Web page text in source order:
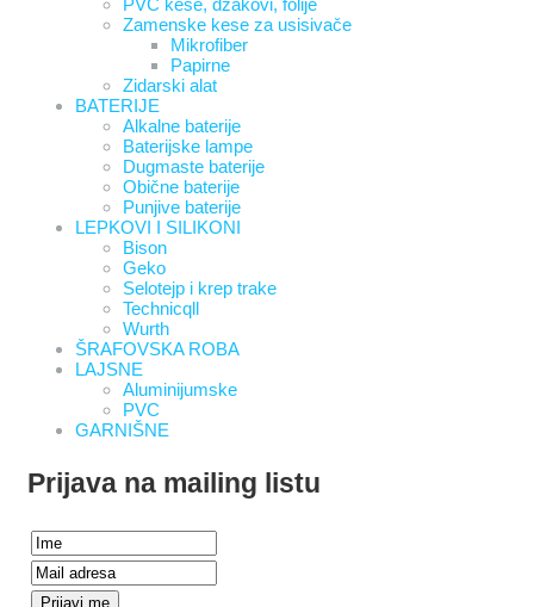
PVC kese, dzakovi, folije
Zamenske kese za usisivače
Mikrofiber
Papirne
Zidarski alat
BATERIJE
Alkalne baterije
Baterijske lampe
Dugmaste baterije
Obične baterije
Punjive baterije
LEPKOVI I SILIKONI
Bison
Geko
Selotejp i krep trake
Technicqll
Wurth
ŠRAFOVSKA ROBA
LAJSNE
Aluminijumske
PVC
GARNIŠNE
Prijava na mailing listu